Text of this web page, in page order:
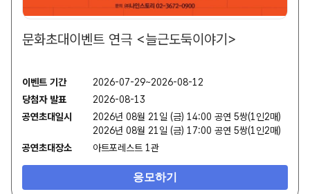
문화초대이벤트 연극 <늘근도둑이야기>
이벤트 기간
2026-07-29~2026-08-12
당첨자 발표
2026-08-13
공연초대일시
2026년 08월 21일 (금) 14:00 공연 5쌍(1인2매)
2026년 08월 21일 (금) 17:00 공연 5쌍(1인2매)
공연초대장소
아트포레스트 1관
응모하기